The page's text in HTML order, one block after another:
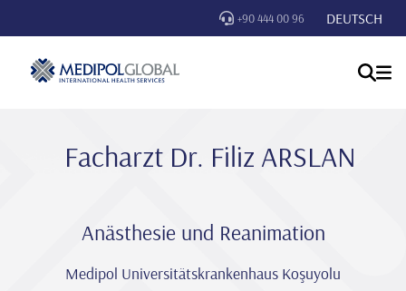
+90 444 00 96 DEUTSCH
Facharzt Dr. Fi̇li̇z ARSLAN
Anästhesie und Reanimation
Medipol Universitätskrankenhaus Koşuyolu